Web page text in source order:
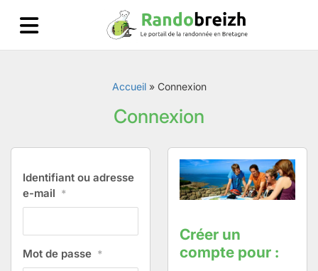
Accueil» Connexion
Connexion
Identifiant ou adresse
e-mail *
Mot de passe *
Créer un
compte pour :